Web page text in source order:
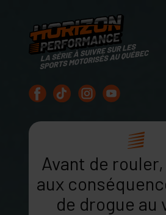
Avant de
aux
de drogue au